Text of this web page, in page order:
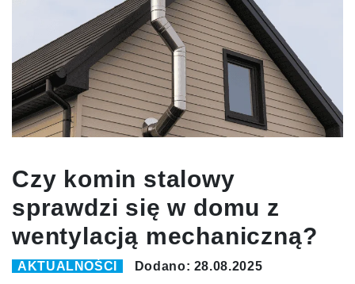
Czy komin stalowy
sprawdzi się w domu z
wentylacją mechaniczną?
AKTUALNOŚCI Dodano: 28.08.2025